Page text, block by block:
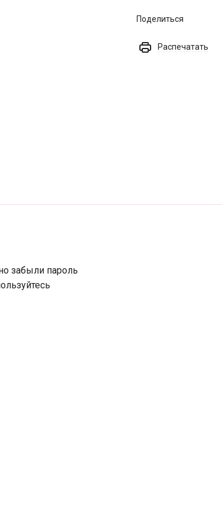
Поделиться
Распечатать
забыли пароль